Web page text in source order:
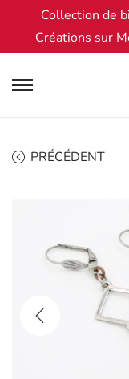
Collection de
Créations sur
PRÉCÉDENT